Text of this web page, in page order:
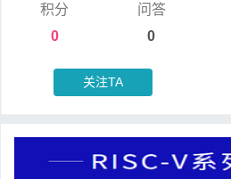
积分
0
问答
0
关注TA